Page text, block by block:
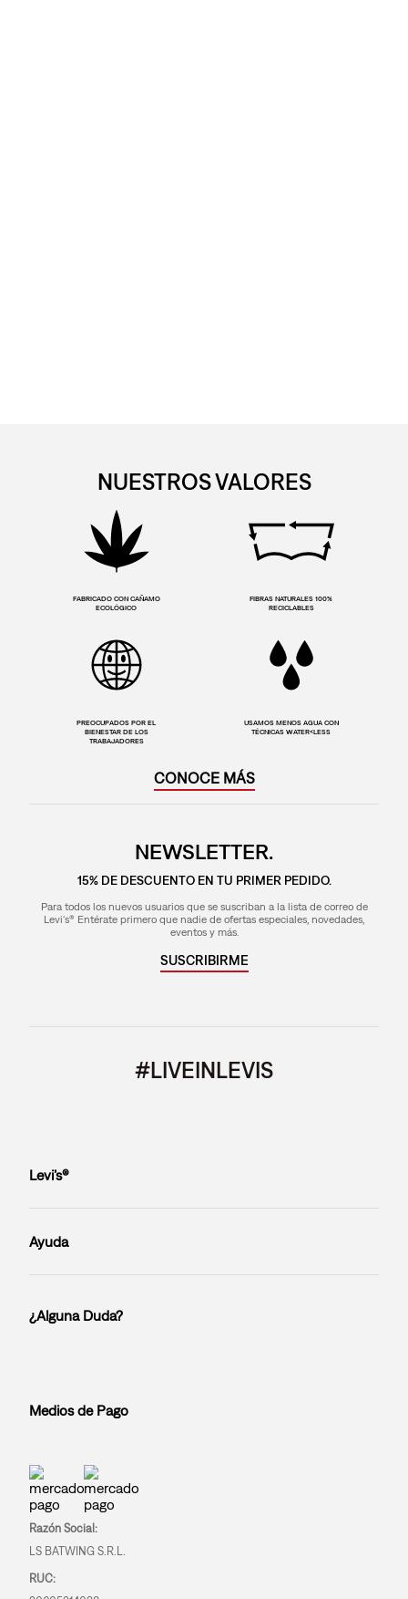
NUESTROS VALORES
FABRICADO CON CAÑAMO
ECOLÓGICO
FIBRAS NATURALES 100%
RECICLABLES
PREOCUPADOS POR EL
BIENESTAR DE LOS
TRABAJADORES
USAMOS MENOS AGUA CON
TÉCNICAS WATER<LESS
CONOCE MÁS
NEWSLETTER.
15% DE DESCUENTO EN TU PRIMER PEDIDO.
Para todos los nuevos usuarios que se suscriban a la lista de correo de
Levi's® Entérate primero que nadie de ofertas especiales, novedades,
eventos y más.
SUSCRIBIRME
#LIVEINLEVIS
Levi’s®
Ayuda
¿Alguna Duda?
Medios de Pago
Razón Social:
LS BATWING S.R.L.
RUC: